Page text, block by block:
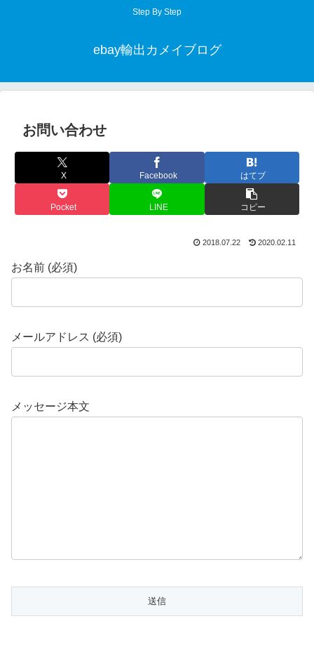
Step By Step
ebay輸出カメイブログ
お問い合わせ
X Facebook はてブ
Pocket LINE コピー
2018.07.22 2020.02.11
お名前 (必須)
メールアドレス (必須)
メッセージ本文